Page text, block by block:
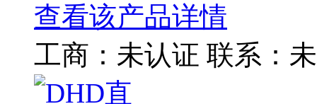
查看该产品详情
工商： 未认证 联系：